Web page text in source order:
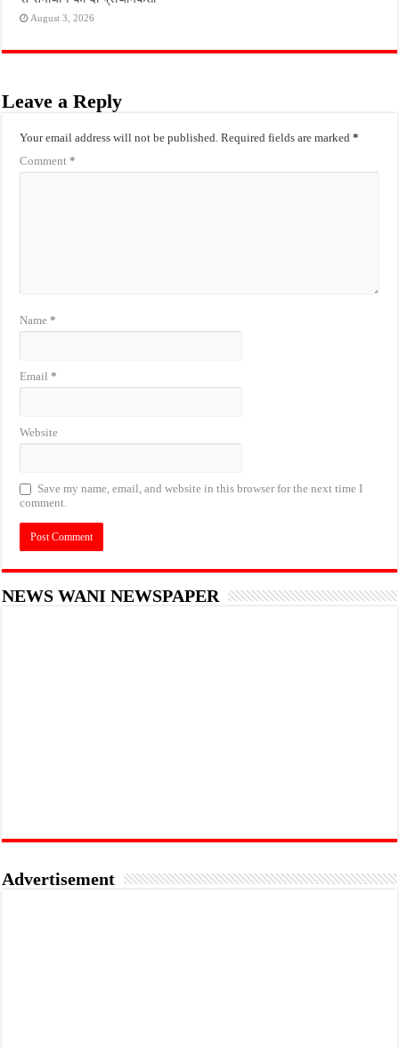
August 3, 2026
Leave a Reply
Your email address will not be published. Required fields are marked*
Comment*
Name*
Email*
Website
Save my name, email, and website in this browser for the next time I
comment.
NEWS WANI NEWSPAPER
Advertisement